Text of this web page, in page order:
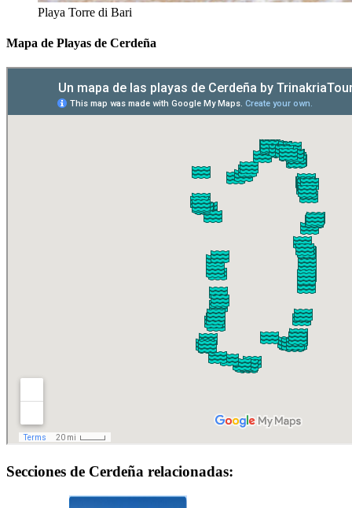
Playa Torre di Bari
Mapa de Playas de Cerdeña
Secciones de Cerdeña relacionadas: